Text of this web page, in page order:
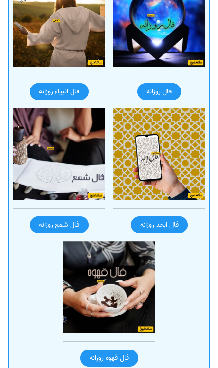
فال روزانه فال انبیاء روزانه
فال ابجد روزانه فال شمع روزانه
فال قهوه روزانه